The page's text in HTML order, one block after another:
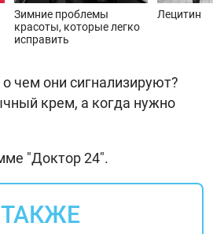
Зимние проблемы
красоты, которые легко
исправить
Лецитин
чем они сигнализируют?
крем, а когда нужно
"Доктор 24".